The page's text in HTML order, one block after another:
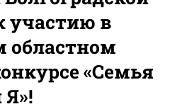
участию в
областном
«Семья
Я»!